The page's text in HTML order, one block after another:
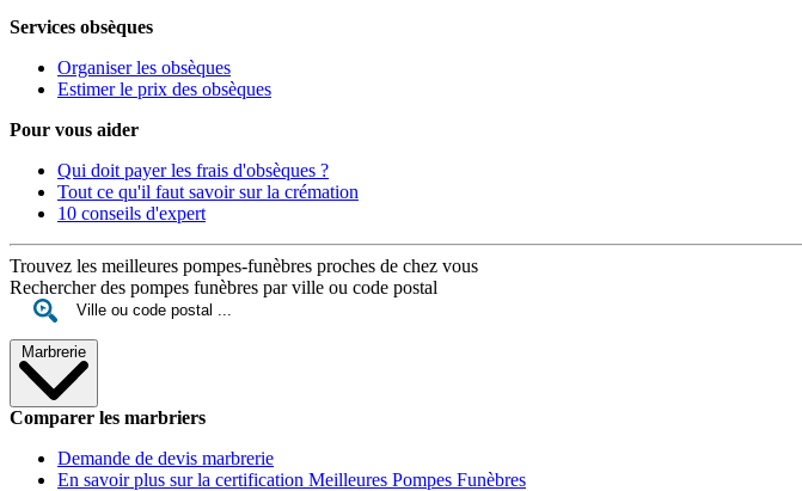
Services obsèques
Organiser les obsèques
Estimer le prix des obsèques
Pour vous aider
Qui doit payer les frais d'obsèques ?
Tout ce qu'il faut savoir sur la crémation
10 conseils d'expert
Trouvez les meilleures pompes-funèbres proches de chez vous
Rechercher des pompes funèbres par ville ou code postal
Marbrerie
Comparer les marbriers
Demande de devis marbrerie
En savoir plus sur la certification Meilleures Pompes Funèbres